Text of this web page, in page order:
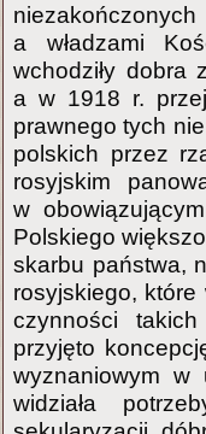
a władzami
wchodziły dobra
a w 1918 r.
prawnego tych
polskich przez
rosyjskim
w
Polskiego
skarbu państwa,
rosyjskiego, które
czynności
przyjęto
wyznaniowym w
widziała